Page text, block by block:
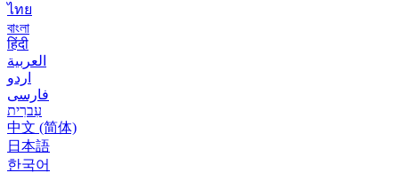
ไทย
বাংলা
हिंदी
العربية
اردو
فارسی
עִברִית
中文 (简体)
日本語
한국어